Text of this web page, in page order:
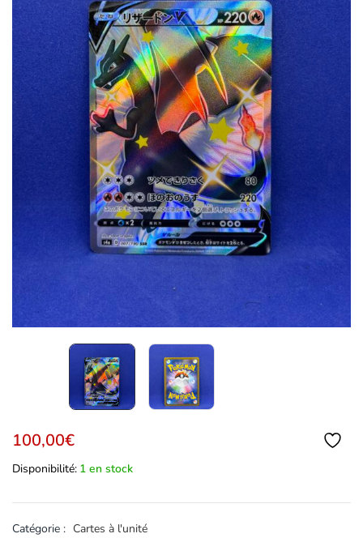
100,00€
Disponibilité: 1 en stock
Catégorie : Cartes à l'unité